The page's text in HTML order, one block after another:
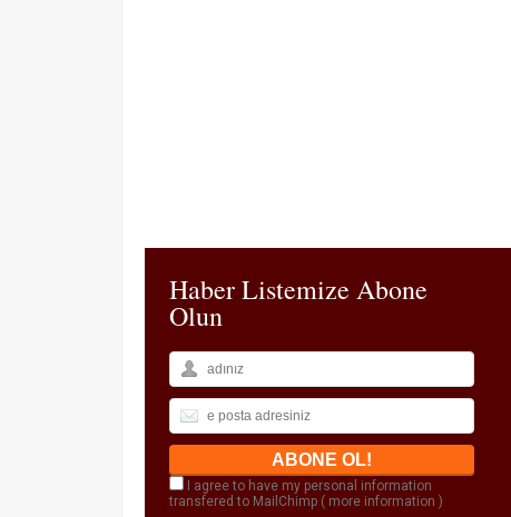
Haber Listemize Abone
Olun
I agree to have my personal information
transfered to MailChimp ( more information )